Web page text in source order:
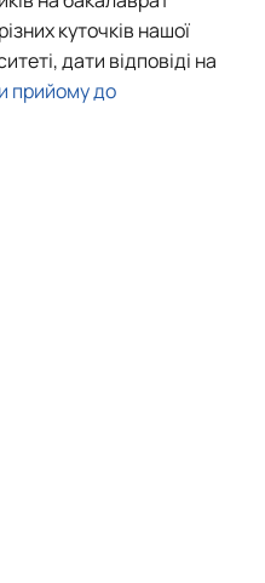
куточків нашої
дати відповіді на
прийому до